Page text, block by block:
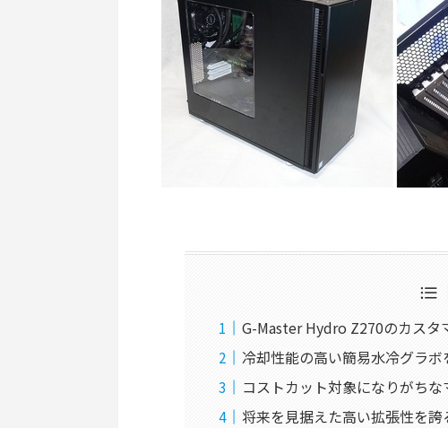
G-Master Hydro Z270のカスタ
冷却性能の高い簡易水冷グラボ
コストカット対象になりがち
将来を見据えた高い拡張性を誇